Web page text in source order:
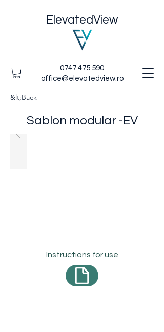
ElevatedView
0747.475.590
office@elevatedview.ro
&lt;Back
Sablon modular -EV
Instructions for use